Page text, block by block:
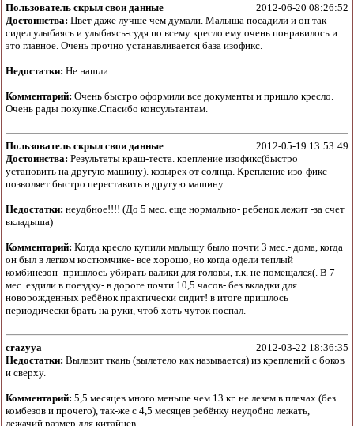
Пользователь скрыл свои данные
2012-06-20 08:26:52
Достоинства: Цвет даже лучше чем думали. Малыша посадили и он так
сидел улыбаясь и улыбаясь-судя по всему кресло ему очень понравилось и
это главное. Очень прочно устанавливается база изофикс.
Недостатки: Не нашли.
Комментарий: Очень быстро оформили все документы и пришло кресло.
Очень рады покупке.Спасибо консультантам.
Пользователь скрыл свои данные
2012-05-19 13:53:49
Достоинства: Результаты краш-теста. крепление изофикс(быстро
установить на другую машину). козырек от солнца. Крепление изо-фикс
позволяет быстро переставить в другую машину.
Недостатки: неудбное!!!! (До 5 мес. еще нормально- ребенок лежит -за счет
вкладыша)
Комментарий: Когда кресло купили малышу было почти 3 мес.- дома, когда
он был в легком костюмчике- все хорошо, но когда одели теплый
комбинезон- пришлось убирать валики для головы, т.к. не помещался(. В 7
мес. ездили в поездку- в дороге почти 10,5 часов- без вкладки для
новорожденных ребёнок практически сидит! в итоге пришлось
периодически брать на руки, чтоб хоть чуток поспал.
crazyya
2012-03-22 18:36:35
Недостатки: Вылазит ткань (вылетело как называется) из креплений с боков
и сверху.
Комментарий: 5,5 месяцев много меньше чем 13 кг. не лезем в плечах (без
комбезов и прочего), так-же с 4,5 месяцев ребёнку неудобно лежать,
лежачий размер для китайцев.